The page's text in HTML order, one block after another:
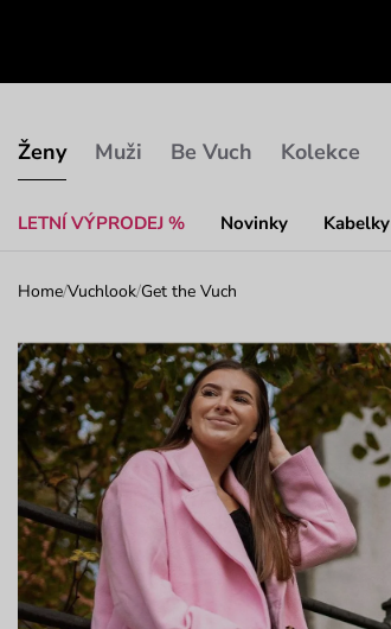
Ženy
LETNÍ VÝPRODEJ % Novinky Kabelky
Muži Be Vuch Kolekce
Home/Vuchlook/Get the Vuch